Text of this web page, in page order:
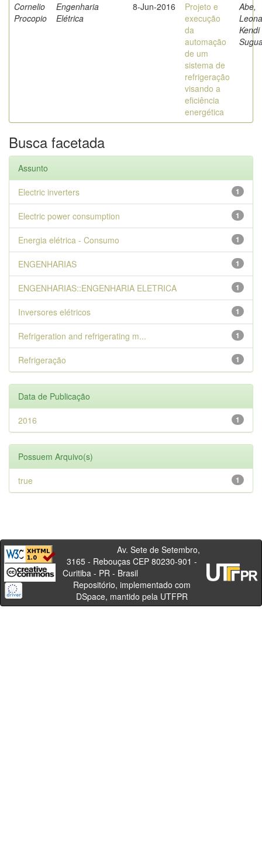
Cornelio
Procopio
Engenharia
Elétrica
8-Jun-2016
Projeto e
execução
da
automação
de um
sistema de
refrigeração
visando a
eficiência
energética
Abe,
Kendi
Busca facetada
Assunto
1
Electric inverters
1
Electric power consumption
1
Energia elétrica - Consumo
1
ENGENHARIAS
1
ENGENHARIAS::ENGENHARIA ELETRICA
1
Inversores elétricos
1
Refrigeration and refrigerating m...
1
Refrigeração
Data de Publicação
1
2016
Possuem Arquivo(s)
1
true
Av. Sete de Setembro,
3165 - Rebouças CEP 80230-901 -
Curitiba - PR - Brasil
Repositório, implementado com
DSpace, mantido pela UTFPR